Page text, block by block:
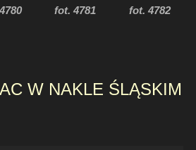
fot. 4781 fot. 4782
W NAKLE ŚLĄSKIM